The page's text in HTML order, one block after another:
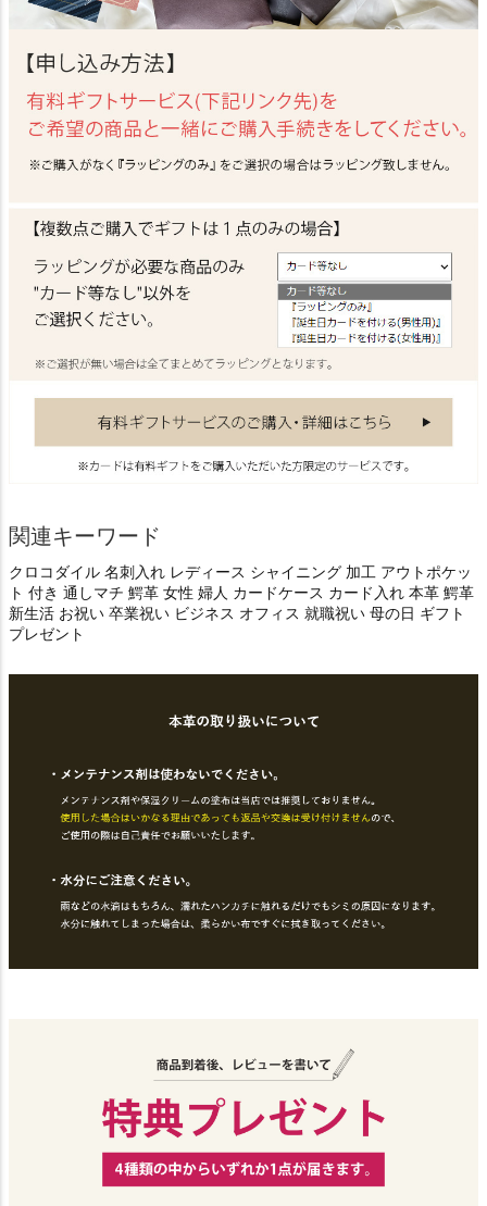
関連キーワード
クロコダイル 名刺入れ レディース シャイニング 加工 アウトポケッ
ト 付き 通しマチ 鰐革 女性 婦人 カードケース カード入れ 本革 鰐革
新生活 お祝い 卒業祝い ビジネス オフィス 就職祝い 母の日 ギフト
プレゼント